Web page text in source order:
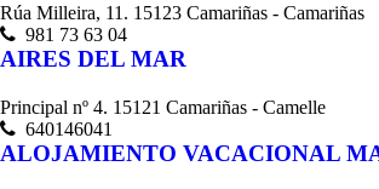
Rúa Milleira, 11. 15123 Camariñas - Camariñas
981 73 63 04
AIRES DEL MAR
Principal nº 4. 15121 Camariñas - Camelle
640146041
ALOJAMIENTO VACACIONAL